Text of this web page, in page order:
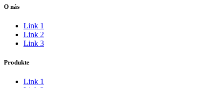
O nás
Link 1
Link 2
Link 3
Produkte
Link 1